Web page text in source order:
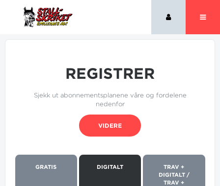
REGISTRER
Sjekk ut abonnementsplanene våre og fordelene
nedenfor
VIDERE
GRATIS DIGITALT
TRAV +
DIGITALT /
TRAV +